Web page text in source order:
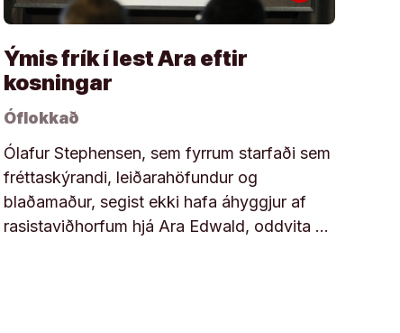
Ýmis frík í lest Ara eftir
kosningar
Óflokkað
Ólafur Stephensen, sem fyrrum starfaði sem
fréttaskýrandi, leiðarahöfundur og
blaðamaður, segist ekki hafa áhyggjur af
rasistaviðhorfum hjá Ara Edwald, oddvita …